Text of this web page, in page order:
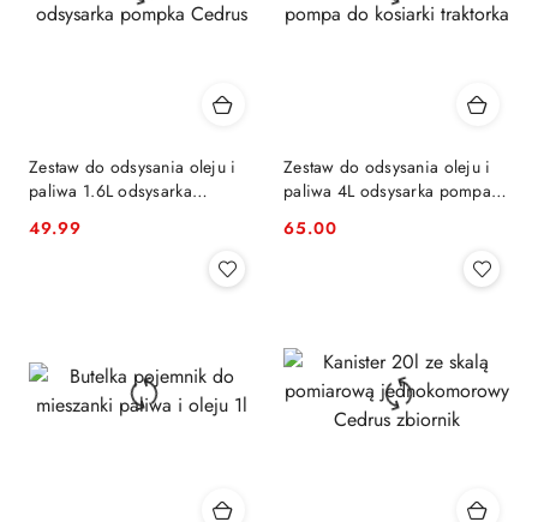
Zestaw do odsysania oleju i
paliwa 1.6L odsysarka
Cena:
49.99
Zestaw do odsysania oleju i
paliwa 4L odsysarka pompa
Cena:
65.00